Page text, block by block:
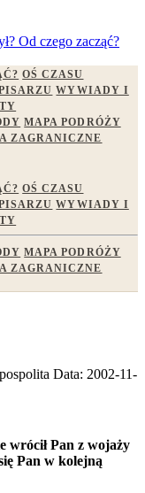
Od czego zacząć?
OŚ CZASU
WYWIADY I
MAPA PODRÓŻY
ZAGRANICZNE
OŚ CZASU
WYWIADY I
MAPA PODRÓŻY
ZAGRANICZNE
Data: 2002-11-
wrócił Pan z wojaży
Pan w kolejną